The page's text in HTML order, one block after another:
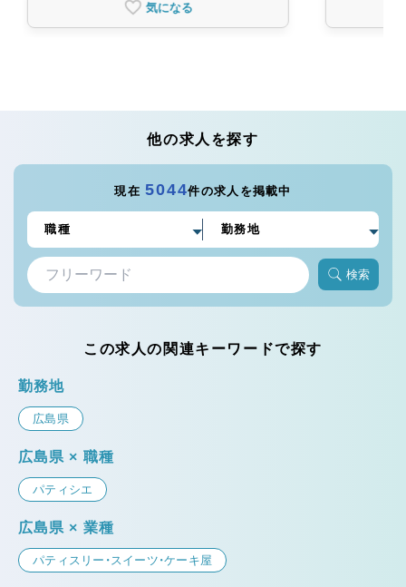
気になる
他の求人を探す
現在5044件の求人を掲載中
検索
この求人の関連キーワードで探す
勤務地
広島県
広島県 × 職種
パティシエ
広島県 × 業種
パティスリー・スイーツ・ケーキ屋